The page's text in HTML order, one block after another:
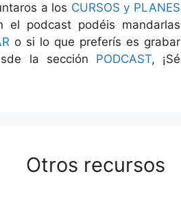
a los CURSOS y PLANES
el podcast podéis mandarlas
o si lo que preferís es grabar
la sección PODCAST, ¡Sé
Otros recursos